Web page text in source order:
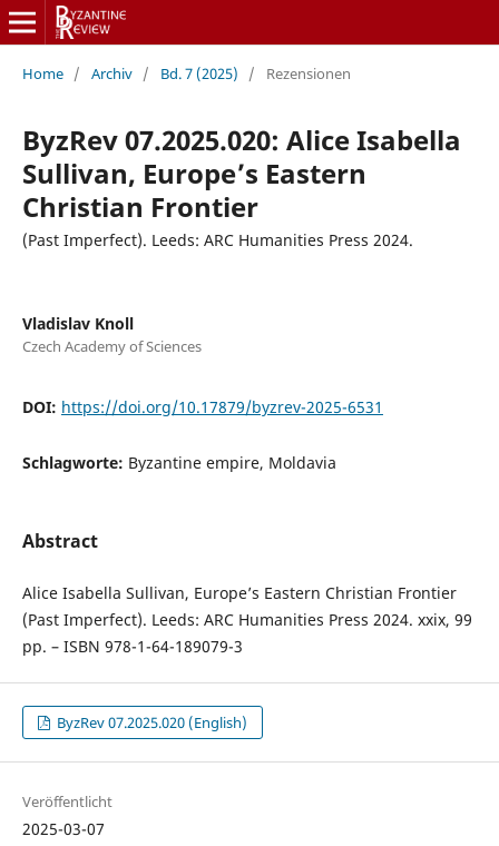
Home / Archiv / Bd. 7 (2025) / Rezensionen
ByzRev 07.2025.020: Alice Isabella
Sullivan, Europe’s Eastern
Christian Frontier
(Past Imperfect). Leeds: ARC Humanities Press 2024.
Vladislav Knoll
Czech Academy of Sciences
DOI: https://doi.org/10.17879/byzrev-2025-6531
Schlagworte: Byzantine empire, Moldavia
Abstract
Alice Isabella Sullivan, Europe’s Eastern Christian Frontier
(Past Imperfect). Leeds: ARC Humanities Press 2024. xxix, 99
pp. – ISBN 978-1-64-189079-3
ByzRev 07.2025.020 (English)
Veröffentlicht
2025-03-07